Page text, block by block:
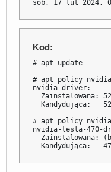
sob, 17 lut 2024,
Kod:
# apt update
# apt policy
nvidia-driver:
Zainstalowana:
Kandydująca:
# apt policy
nvidia-tesla-470-
Zainstalowana:
Kandydująca: